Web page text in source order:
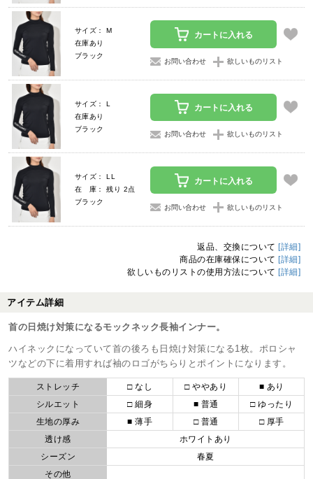
サイズ： M
在庫あり
ブラック
カートに入れる
お問い合わせ 欲しいものリスト
サイズ： L
在庫あり
ブラック
カートに入れる
お問い合わせ 欲しいものリスト
サイズ： LL
在 庫： 残り 2点
ブラック
カートに入れる
お問い合わせ 欲しいものリスト
返品、交換について [詳細]
商品の在庫確保について [詳細]
欲しいものリストの使用方法について [詳細]
アイテム詳細
首の日焼け対策になるモックネック長袖インナー。
ハイネックになっていて首の後ろも日焼け対策になる1枚。ポロシャ
ツなどの下に着用すれば袖のロゴがちらりとポイントになります。
ストレッチ □ なし □ ややあり
■ あり
シルエット
□ 細身 ■ 普通
□ ゆったり
生地の厚み
■ 薄手 □ 普通
□ 厚手
透け感
ホワイトあり
シーズン
春夏
その他